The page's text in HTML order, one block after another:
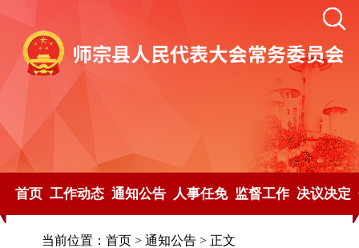
首页 工作动态 通知公告 人事任免 监督工作 决议决定
当前位置： 首页 > 通知公告 > 正文